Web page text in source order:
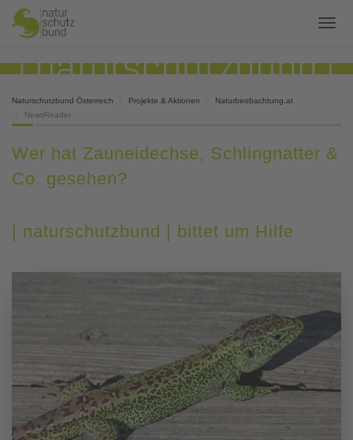
Naturschutzbund Österreich Projekte & Aktionen
Naturbeobachtung.at
NewsReader
Wer hat Zauneidechse, Schlingnatter &
Co. gesehen?
| naturschutzbund | bittet um Hilfe